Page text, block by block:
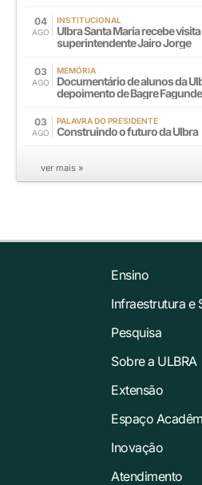
04
AGO
INSTITUCIONAL
Ulbra Santa Maria recebe
superintendente Jairo Jorge
03
AGO
MEMÓRIA
Documentário de alunos da
depoimento de Bagre
03
AGO
PALAVRA DO PRESIDENTE
Construindo o futuro da Ulbra
ver mais »
Ensino
Infraestrutura e
Pesquisa
Sobre a ULBRA
Extensão
Espaço
Inovação
Atendimento